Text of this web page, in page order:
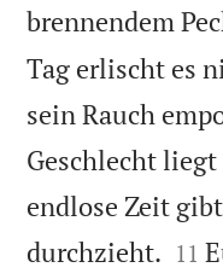
brennendem
Tag erlischt es
sein Rauch
Geschlecht
endlose Zeit
durchzieht. 

11